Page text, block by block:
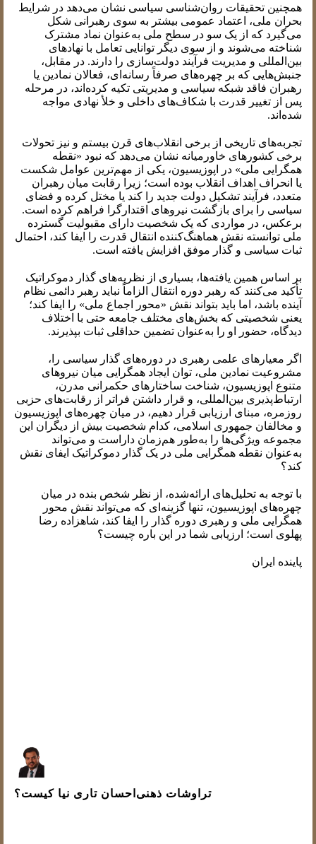
همچنین تحقیقات روان‌شناسی سیاسی نشان می‌دهد در شرایط
بحران ملی، اعتماد عمومی بیشتر به سوی رهبرانی شکل
می‌گیرد که از یک سو در سطح ملی به‌عنوان نماد مشترک
شناخته می‌شوند و از سوی دیگر توانایی تعامل با نهادهای
بین‌المللی و مدیریت فرآیند دولت‌سازی را دارند. در مقابل،
جنبش‌هایی که بر چهره‌های صرفاً رسانه‌ای، فعالان نمادین یا
رهبران فاقد شبکه سیاسی و مدیریتی تکیه کرده‌اند، در مرحله
پس از تغییر قدرت با شکاف‌های داخلی و خلأ نهادی مواجه
شده‌اند.
تجربه‌های تاریخی از برخی انقلاب‌های قرن بیستم و نیز تحولات
برخی کشورهای خاورمیانه نشان می‌دهد که نبود «نقطه
همگرایی ملی» در اپوزیسیون، یکی از مهم‌ترین عوامل شکست
یا انحراف اهداف انقلاب بوده است؛ زیرا رقابت میان رهبران
متعدد، فرآیند تشکیل دولت جدید را کند یا مختل کرده و فضای
سیاسی را برای بازگشت نیروهای اقتدارگرا فراهم کرده است.
برعکس، در مواردی که یک شخصیت دارای مقبولیت گسترده
ملی توانسته نقش هماهنگ‌کننده انتقال قدرت را ایفا کند، احتمال
ثبات سیاسی و گذار موفق افزایش یافته است.
بر اساس همین یافته‌ها، بسیاری از نظریه‌های گذار دموکراتیک
تأکید می‌کنند که رهبر دوره انتقال الزاماً نباید رهبر دائمی نظام
آینده باشد، اما باید بتواند نقش «محور اجماع ملی» را ایفا کند؛
یعنی شخصیتی که بخش‌های مختلف جامعه حتی با اختلاف
دیدگاه، حضور او را به‌عنوان تضمین حداقلی ثبات بپذیرند.
اگر معیارهای علمی رهبری در دوره‌های گذار سیاسی را،
مشروعیت نمادین ملی، توان ایجاد همگرایی میان نیروهای
متنوع اپوزیسیون، شناخت ساختارهای حکمرانی مدرن،
ارتباط‌پذیری بین‌المللی، و قرار داشتن فراتر از رقابت‌های حزبی
روزمره، مبنای ارزیابی قرار دهیم، در میان چهره‌های اپوزیسیون
و مخالفان جمهوری اسلامی، کدام شخصیت بیش از دیگران این
مجموعه ویژگی‌ها را به‌طور هم‌زمان داراست و می‌تواند
به‌عنوان نقطه همگرایی ملی در یک گذار دموکراتیک ایفای نقش
کند؟
با توجه به تحلیل‌های ارائه‌شده، از نظر شخص بنده در میان
چهره‌های اپوزیسیون، تنها گزینه‌ای که می‌تواند نقش محور
همگرایی ملی و رهبری دوره گذار را ایفا کند، شاهزاده رضا
پهلوی است؛ ارزیابی شما در این باره چیست؟
پاینده ایران
احسان تاری نیا کیست؟ تراوشات ذهنی